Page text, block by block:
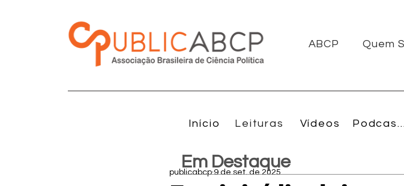
ABCP Quem
Início Leituras Vídeos Podcasts
publicabcp 9 de set. de 2025
Em Destaque